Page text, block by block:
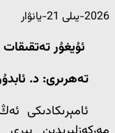
2026-يىلى 21-يانۋار
ئۇيغۇر
تەھرىرى: د.
ئامېرىكادىكى